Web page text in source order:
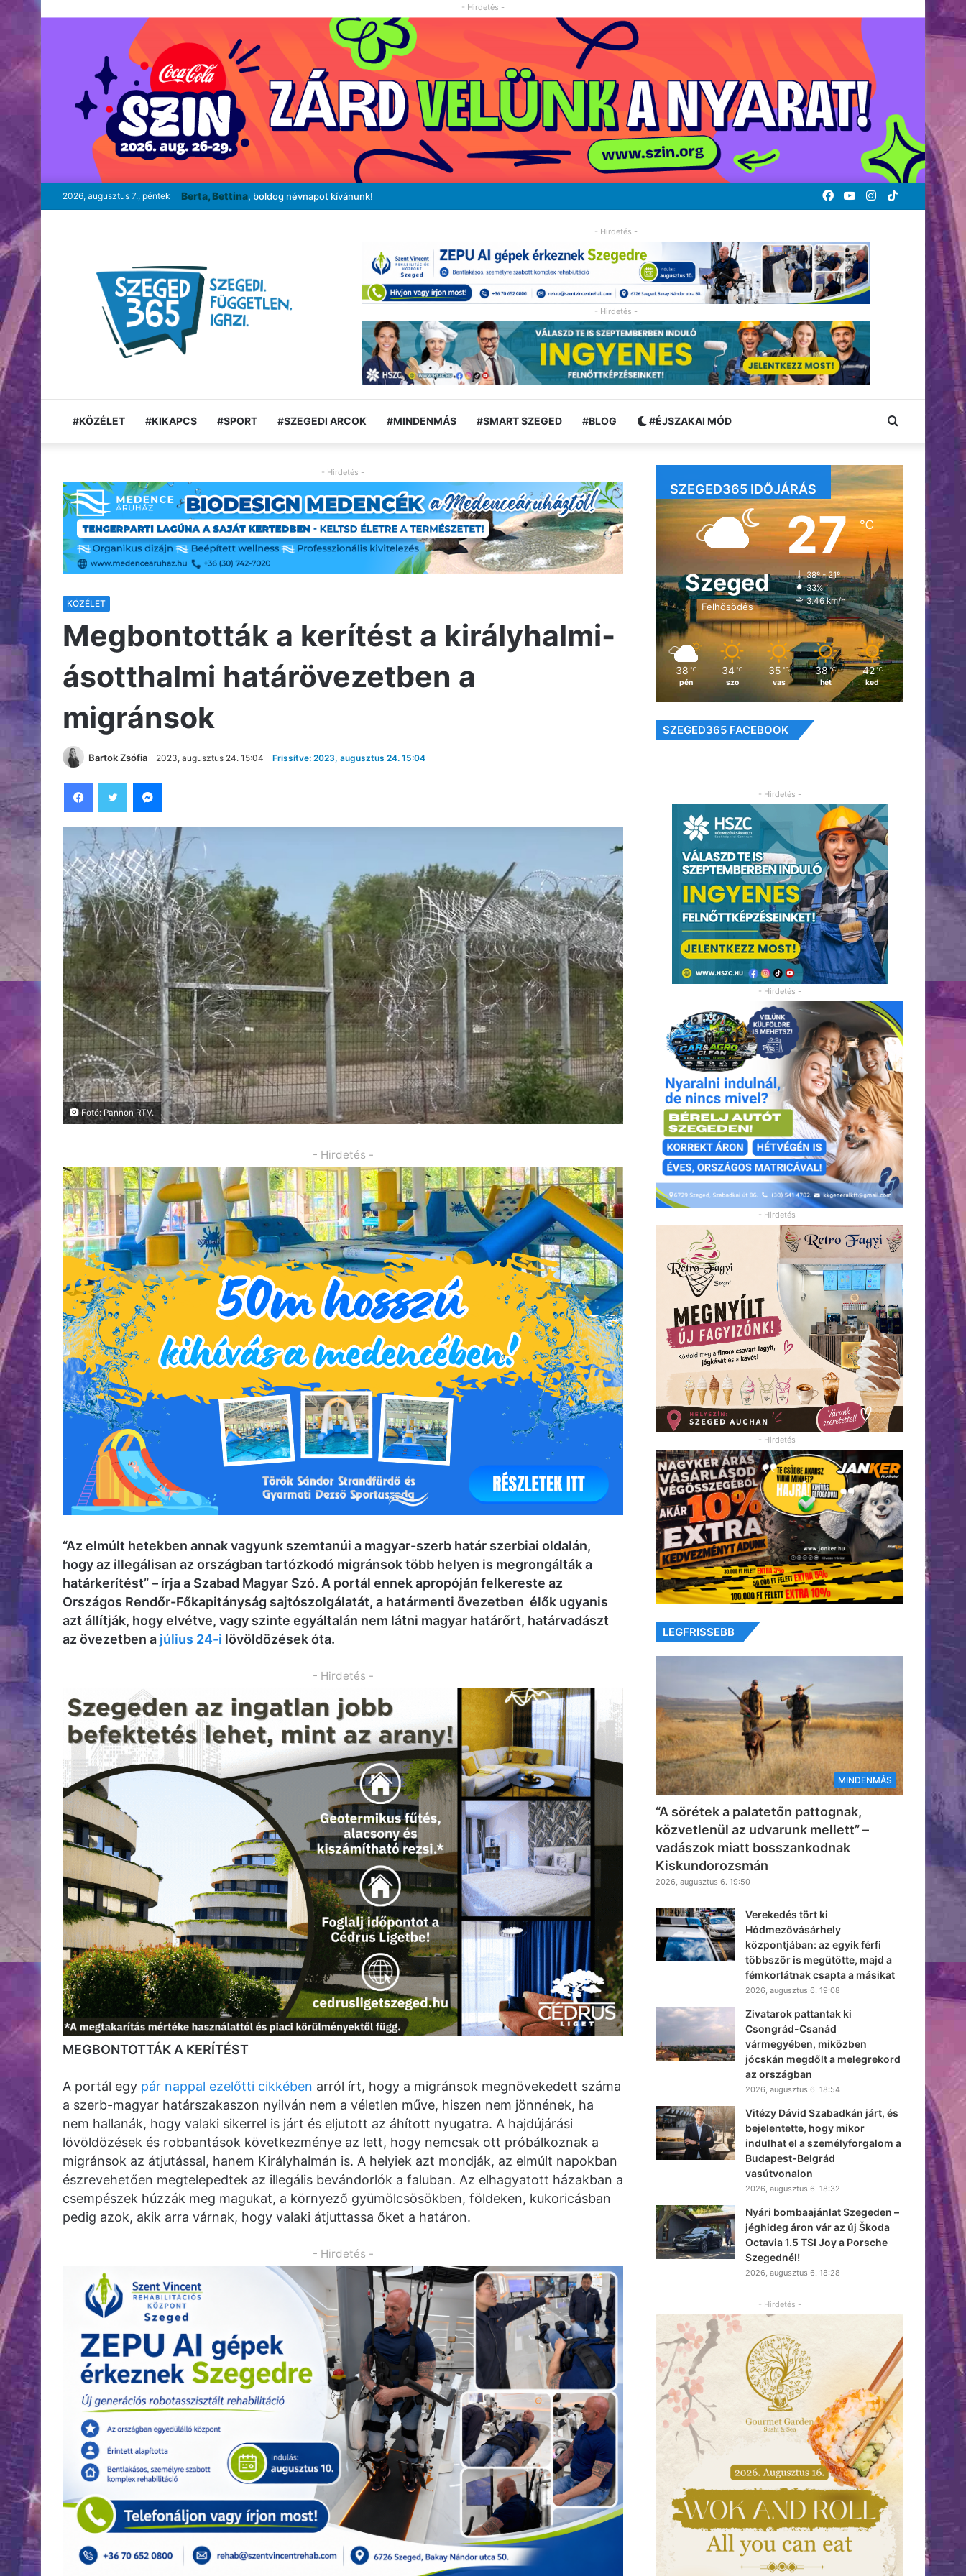
- Hirdetés -
2026, augusztus 7., péntek Berta, Bettina, boldog névnapot kívánunk! TikTok
Instagram
YouTube
Facebook
- Hirdetés -
- Hirdetés -
#KÖZÉLET #KIKAPCS #SPORT #SZEGEDI ARCOK #MINDENMÁS #SMART SZEGED #BLOG #ÉJSZAKAI MÓD Keresés:
- Hirdetés -
KÖZÉLET
Megbontották a kerítést a királyhalmi-
ásotthalmi határövezetben a
migránsok
Bartok Zsófia 2023, augusztus 24. 15:04 Frissítve: 2023, augusztus 24. 15:04
Fotó: Pannon RTV.
- Hirdetés -
“Az elmúlt hetekben annak vagyunk szemtanúi a magyar-szerb határ szerbiai oldalán,
hogy az illegálisan az országban tartózkodó migránsok több helyen is megrongálták a
határkerítést” – írja a Szabad Magyar Szó. A portál ennek apropóján felkereste az
Országos Rendőr-Főkapitányság sajtószolgálatát, a határmenti övezetben élők ugyanis
azt állítják, hogy elvétve, vagy szinte egyáltalán nem látni magyar határőrt, határvadászt
az övezetben a július 24-i lövöldözések óta.
- Hirdetés -
MEGBONTOTTÁK A KERÍTÉST
A portál egy pár nappal ezelőtti cikkében arról írt, hogy a migránsok megnövekedett száma
a szerb-magyar határszakaszon nyilván nem a véletlen műve, hiszen nem jönnének, ha
nem hallanák, hogy valaki sikerrel is járt és eljutott az áhított nyugatra. A hajdújárási
lövöldözések és robbantások következménye az lett, hogy nemcsak ott próbálkoznak a
migránsok az átjutással, hanem Királyhalmán is. A helyiek azt mondják, az elmúlt napokban
észrevehetően megtelepedtek az illegális bevándorlók a faluban. Az elhagyatott házakban a
csempészek húzzák meg magukat, a környező gyümölcsösökben, földeken, kukoricásban
pedig azok, akik arra várnak, hogy valaki átjuttassa őket a határon.
- Hirdetés -
SZEGED365 IDŐJÁRÁS
Szeged
Felhősödés
27℃
38º - 21º
33%
3.46 km/h
38 ℃
pén
34 ℃
szo
35 ℃
vas
38 ℃
hét
42 ℃
ked
SZEGED365 FACEBOOK
- Hirdetés -
- Hirdetés -
- Hirdetés -
- Hirdetés -
LEGFRISSEBB
MINDENMÁS
“A sörétek a palatetőn pattognak,
közvetlenül az udvarunk mellett” –
vadászok miatt bosszankodnak
Kiskundorozsmán
2026, augusztus 6. 19:50
Verekedés tört ki
Hódmezővásárhely
központjában: az egyik férfi
többször is megütötte, majd a
fémkorlátnak csapta a másikat
2026, augusztus 6. 19:08
Zivatarok pattantak ki
Csongrád-Csanád
vármegyében, miközben
jócskán megdőlt a melegrekord
az országban
2026, augusztus 6. 18:54
Vitézy Dávid Szabadkán járt, és
bejelentette, hogy mikor
indulhat el a személyforgalom a
Budapest-Belgrád
vasútvonalon
2026, augusztus 6. 18:32
Nyári bombaajánlat Szegeden –
jéghideg áron vár az új Škoda
Octavia 1.5 TSI Joy a Porsche
Szegednél!
2026, augusztus 6. 18:28
- Hirdetés -